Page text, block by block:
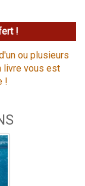
!
ou plusieurs
livre vous est
!